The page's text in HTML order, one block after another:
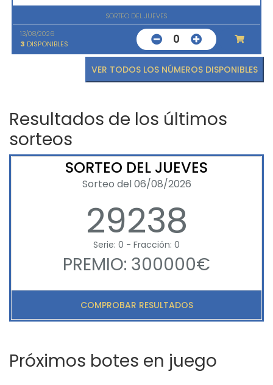
SORTEO DEL JUEVES
13/08/2026
3 DISPONIBLES 0
VER TODOS LOS NÚMEROS DISPONIBLES
Resultados de los últimos
sorteos
SORTEO DEL JUEVES
Sorteo del 06/08/2026
29238
Serie: 0 - Fracción: 0
PREMIO: 300000€
COMPROBAR RESULTADOS
Próximos botes en juego